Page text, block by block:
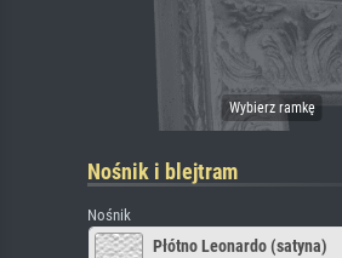
Nośnik i blejtram
Nośnik
Płótno Leonardo (satyna)